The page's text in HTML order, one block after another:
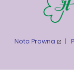
Nota Prawna |